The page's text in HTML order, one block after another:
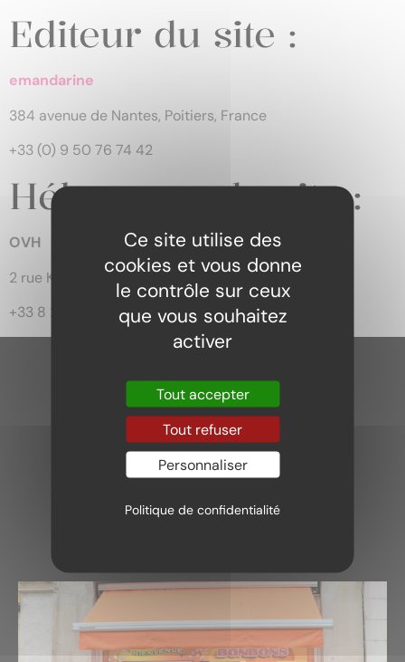
Editeur du site :
emandarine
384 avenue de Nantes, Poitiers, France
+33 (0) 9 50 76 74 42
Hébergeur du site :
OVH
2 rue Kellermann, 59100 Roubaix
+33 8 203 203 63
Ce site utilise des
cookies et vous donne
le contrôle sur ceux
que vous souhaitez
activer
Tout accepter
Tout refuser
Personnaliser
Politique de confidentialité